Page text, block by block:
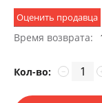
Оценить продавца
Время возврата:
Кол-во: −